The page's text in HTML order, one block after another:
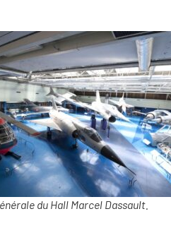
du Hall Marcel Dassault.